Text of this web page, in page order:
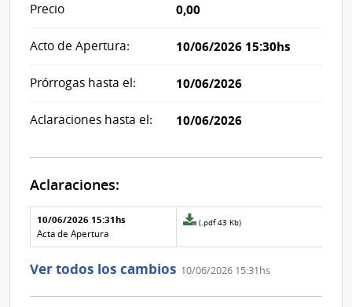
Precio 0,00
Acto de Apertura: 10/06/2026 15:30hs
Prórrogas hasta el: 10/06/2026
Aclaraciones hasta el: 10/06/2026
Aclaraciones:
Aclaraciones del llamado
Fecha y
texto de
la
Archivo
de la
10/06/2026 15:31hs
Acta de Apertura
Archivo
de
aclaración
0
(.pdf 43 Kb)
Ver todos los cambios 10/06/2026 15:31hs